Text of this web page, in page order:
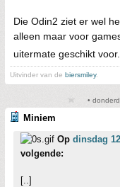
Die Odin2 ziet er wel
alleen maar voor
uitermate geschikt voor.
Uitvinder van de biersmiley.
•
Miniem
Op dinsdag
volgende:
[..]